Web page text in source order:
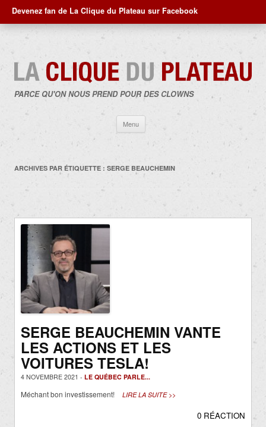
Devenez fan de La Clique du Plateau sur Facebook
PARCE QU'ON NOUS PREND POUR DES CLOWNS
Menu
contenu
ARCHIVES PAR ÉTIQUETTE : SERGE BEAUCHEMIN
SERGE BEAUCHEMIN VANTE
LES ACTIONS ET LES
VOITURES TESLA!
4 NOVEMBRE 2021 - LE QUÉBEC PARLE...
Méchant bon investissement! LIRE LA SUITE >>
0 RÉACTION